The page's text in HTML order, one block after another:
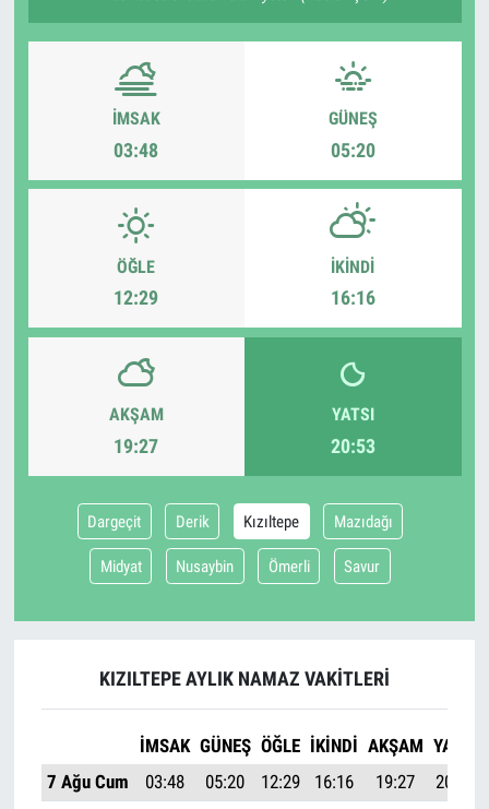
İMSAK
03:48
GÜNEŞ
05:20
ÖĞLE
12:29
İKINDI
16:16
AKŞAM
19:27
YATSI
20:53
Dargeçit Derik Kızıltepe Mazıdağı
Midyat Nusaybin Ömerli Savur
KIZILTEPE AYLIK NAMAZ VAKITLERI
İMSAK GÜNEŞ ÖĞLE İKINDI AKŞAM YATSI
7 Ağu Cum
03:48 05:20 12:29 16:16 19:27
20:53